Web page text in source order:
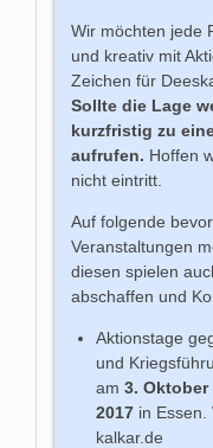
Wir möchten jede
und kreativ mit
Zeichen für
Sollte die Lage
kurzfristig zu
aufrufen. Hoffen
nicht eintritt.
Auf folgende
Veranstaltungen
diesen spielen
abschaffen und
Aktionstage
und
am3. Oktober
2017 in
kalkar.de